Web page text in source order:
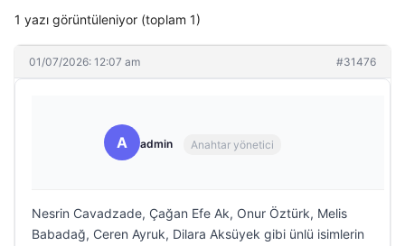
1 yazı görüntüleniyor (toplam 1)
01/07/2026: 12:07 am #31476
A admin Anahtar yönetici
Nesrin Cavadzade, Çağan Efe Ak, Onur Öztürk, Melis
Babadağ, Ceren Ayruk, Dilara Aksüyek gibi ünlü isimlerin